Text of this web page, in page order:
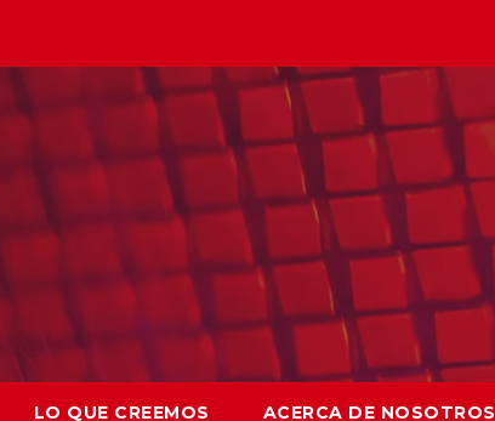
LO QUE CREEMOS ACERCA DE NOSOTROS